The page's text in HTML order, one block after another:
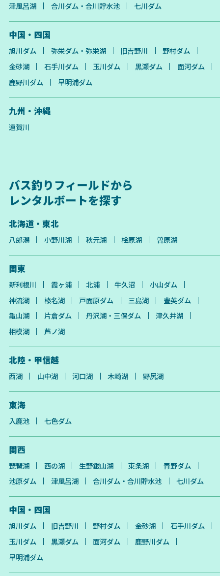
津風呂湖
合川ダム・合川貯水池 七川ダム
中国・四国
旭川ダム 弥栄ダム・弥栄湖 旧吉野川
野村ダム
金砂湖
石手川ダム 玉川ダム 黒瀬ダム
面河ダム
鹿野川ダム
早明浦ダム
九州・沖縄
遠賀川
バス釣りフィールドから
レンタルボートを探す
北海道・東北
八郎潟 小野川湖 秋元湖 桧原湖 曽原湖
関東
新利根川 霞ヶ浦 北浦 牛久沼
小山ダム
神流湖
榛名湖 戸面原ダム 三島湖
豊英ダム
亀山湖
片倉ダム 丹沢湖・三保ダム
津久井湖
相模湖
芦ノ湖
北陸・甲信越
西湖 山中湖 河口湖 木崎湖 野尻湖
東海
入鹿池 七色ダム
関西
琵琶湖 西の湖 生野銀山湖 東条湖
青野ダム
池原ダム
津風呂湖 合川ダム・合川貯水池 七川ダム
中国・四国
旭川ダム 旧吉野川 野村ダム 金砂湖
石手川ダム
玉川ダム
黒瀬ダム 面河ダム
鹿野川ダム
早明浦ダム